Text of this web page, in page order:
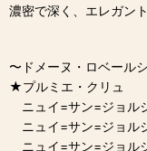
濃密で深く、エレガン
〜ドメーヌ・ロベール
★プルミエ・クリュ
ニュイ=サン=ジョル
ニュイ=サン=ジョル
ニュイ=サン=ジョル